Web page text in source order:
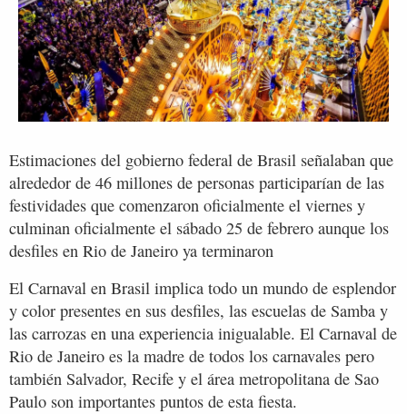
Estimaciones del gobierno federal de Brasil señalaban que
alrededor de 46 millones de personas participarían de las
festividades que comenzaron oficialmente el viernes y
culminan oficialmente el sábado 25 de febrero aunque los
desfiles en Rio de Janeiro ya terminaron
El Carnaval en Brasil implica todo un mundo de esplendor
y color presentes en sus desfiles, las escuelas de Samba y
las carrozas en una experiencia inigualable. El Carnaval de
Rio de Janeiro es la madre de todos los carnavales pero
también Salvador, Recife y el área metropolitana de Sao
Paulo son importantes puntos de esta fiesta.